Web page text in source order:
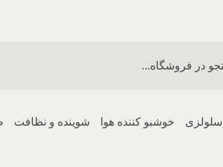
خوشبو کننده هوا شوینده و نظافت